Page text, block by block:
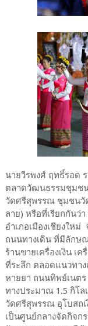
นายวีรพงศ์ ฤทธิ์รอด
ตลาดวัฒนธรรมชุมช
วัดศรีสุพรรณ ชุมชนวั
ลาย) หรือที่เรียกกันว่
อำเภอเมืองเชียงให
ถนนทางเดิน ที่มีลักษ
ร้านขายเครื่องเงิน เ
ที่ระลึก ตลอดแนวทา
หายยา ถนนทิพย์เนตร
ทางประมาณ 1.5 กิโล
วัดศรีสุพรรณ อุโบสถ
เป็นศูนย์กลางจัดกิจก